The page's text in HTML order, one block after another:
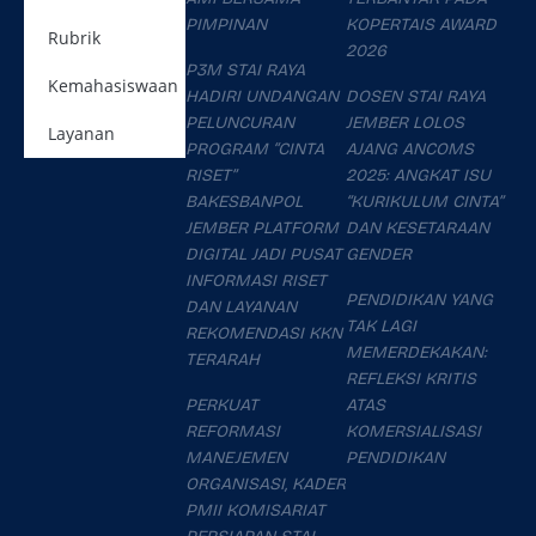
Rubrik
Kemahasiswaan
Layanan
PIMPINAN
P3M STAI RAYA
HADIRI UNDANGAN
PELUNCURAN
PROGRAM “CINTA
RISET”
BAKESBANPOL
JEMBER PLATFORM
DIGITAL JADI PUSAT
INFORMASI RISET
DAN LAYANAN
REKOMENDASI KKN
TERARAH
PERKUAT
REFORMASI
MANEJEMEN
ORGANISASI, KADER
PMII KOMISARIAT
KOPERTAIS AWARD
2026
DOSEN STAI RAYA
JEMBER LOLOS
AJANG ANCOMS
2025: ANGKAT ISU
“KURIKULUM CINTA”
DAN KESETARAAN
GENDER
PENDIDIKAN YANG
TAK LAGI
MEMERDEKAKAN:
REFLEKSI KRITIS
ATAS
KOMERSIALISASI
PENDIDIKAN